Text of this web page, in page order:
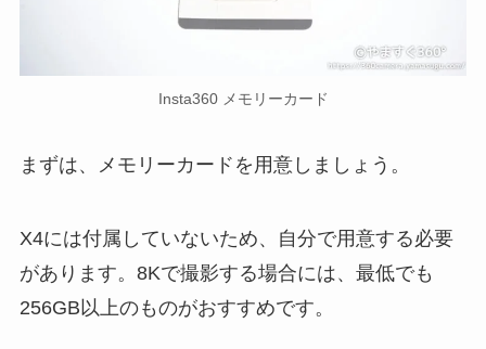
Insta360 メモリーカード
まずは、メモリーカードを用意しましょう。
X4には付属していないため、自分で用意する必要
があります。8Kで撮影する場合には、最低でも
256GB以上のものがおすすめです。